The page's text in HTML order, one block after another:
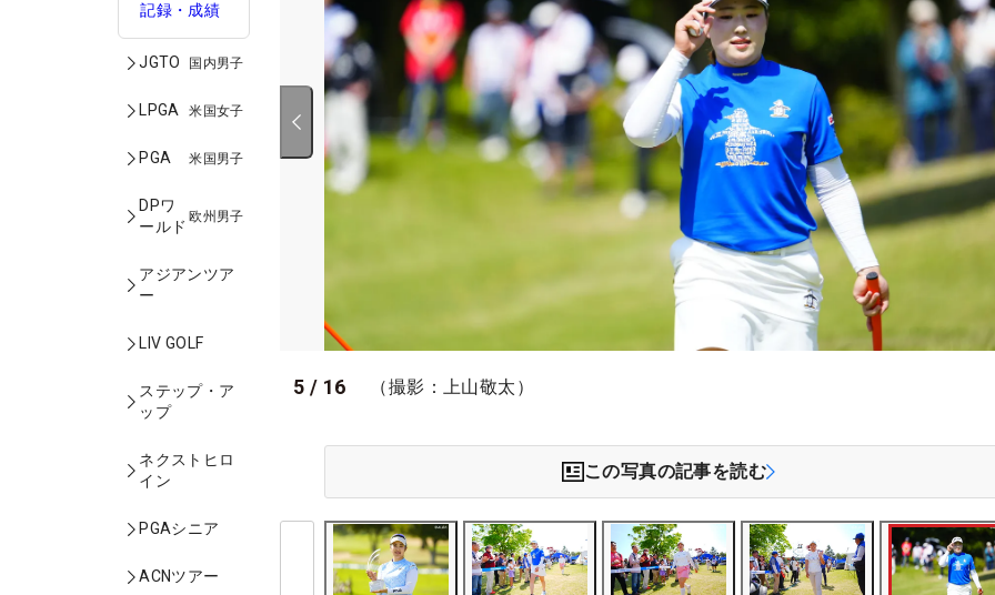
記録・成績
JGTO 国内男子
LPGA 米国女子
PGA 米国男子
DPワ
ールド
欧州男子
アジアンツア
ー
LIV GOLF
ステップ・ア
ップ
ネクストヒロ
イン
PGAシニア
ACNツアー
5 / 16 （撮影：上山敬太）
この写真の記事を読む